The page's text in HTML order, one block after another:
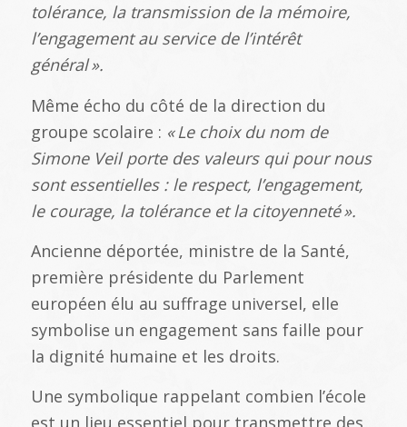
tolérance, la transmission de la mémoire,
l’engagement au service de l’intérêt
général».
Même écho du côté de la direction du
groupe scolaire : «Le choix du nom de
Simone Veil porte des valeurs qui pour nous
sont essentielles : le respect, l’engagement,
le courage, la tolérance et la citoyenneté».
Ancienne déportée, ministre de la Santé,
première présidente du Parlement
européen élu au suffrage universel, elle
symbolise un engagement sans faille pour
la dignité humaine et les droits.
Une symbolique rappelant combien l’école